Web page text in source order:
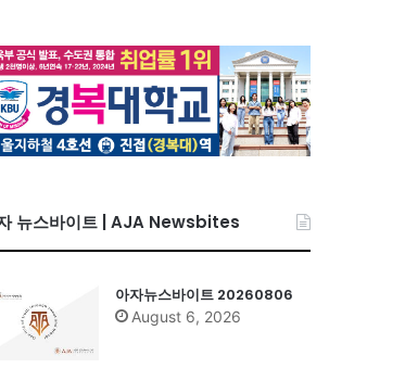
뉴스바이트 | AJA Newsbites
아자뉴스바이트 20260806
August 6, 2026